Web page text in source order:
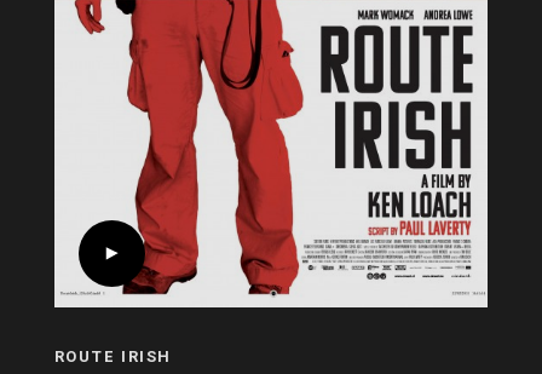
ROUTE IRISH